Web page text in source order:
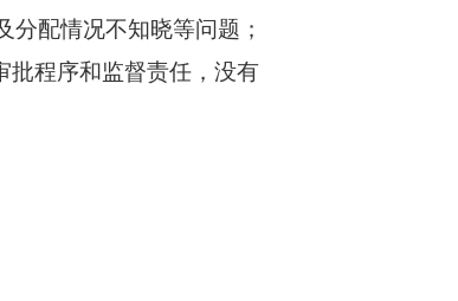
配情况不知晓等问题；
批程序和监督责任，没有